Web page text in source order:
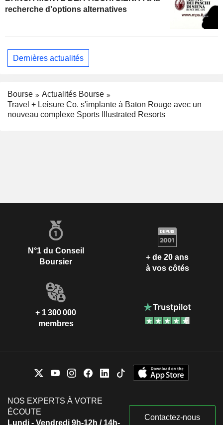
recherche d'options alternatives
Dernières actualités
Bourse
Actualités Bourse
Travel + Leisure Co. s'implante à Baton Rouge avec un
nouveau complexe Sports Illustrated Resorts
N°1 du Conseil
Boursier
+ de 20 ans
à vos côtés
+ 1 300 000
membres
NOS EXPERTS À VOTRE
ÉCOUTE
Lundi - Vendredi 9h-12h / 14h-
Contactez-nous